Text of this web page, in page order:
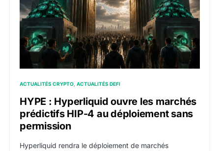
ACTUALITÉS CRYPTO ACTUALITÉS DEFI
HYPE : Hyperliquid ouvre les marchés
prédictifs HIP-4 au déploiement sans
permission
Hyperliquid rendra le déploiement de marchés